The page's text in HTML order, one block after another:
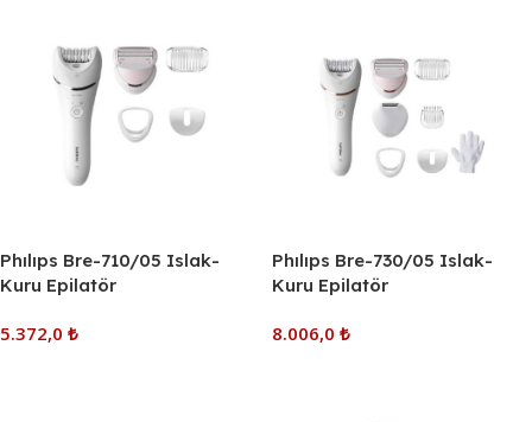
Phılıps Bre-710/05 Islak-
Kuru Epilatör
5.372,0 ₺
Phılıps Bre-730/05 Islak-
Kuru Epilatör
8.006,0 ₺